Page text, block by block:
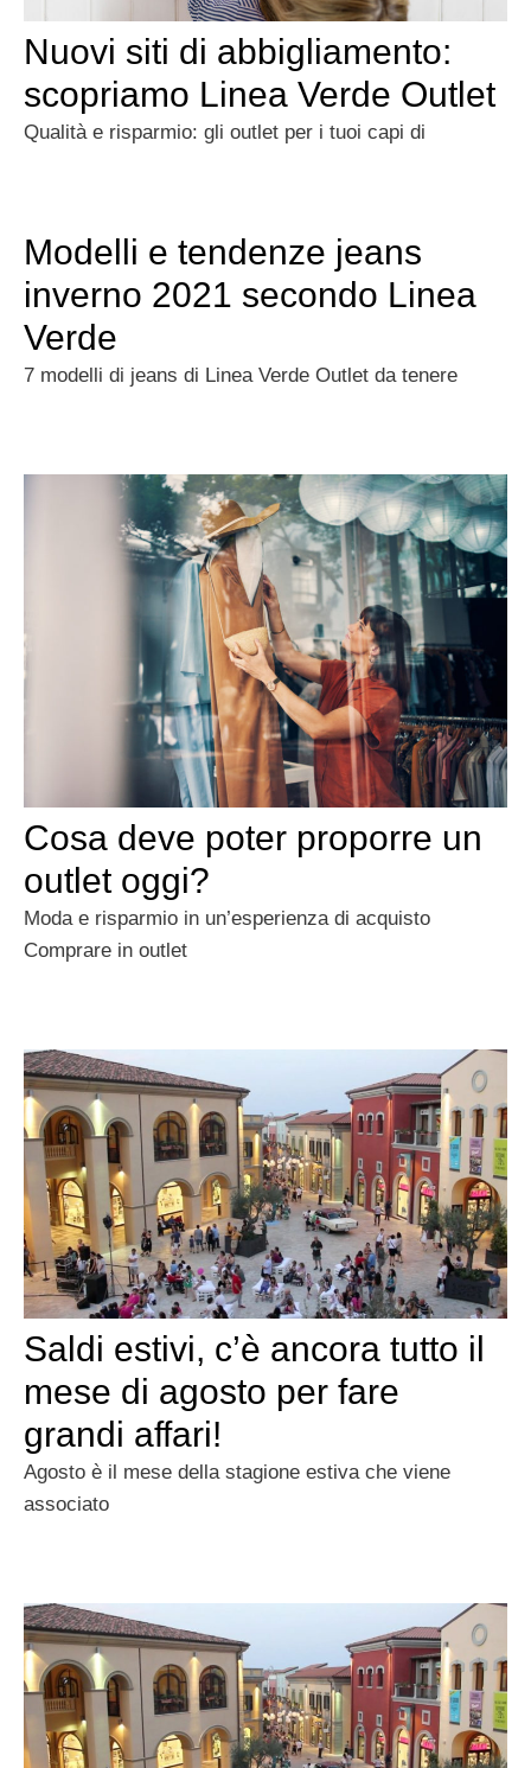
Nuovi siti di abbigliamento:
scopriamo Linea Verde Outlet
Qualità e risparmio: gli outlet per i tuoi capi di
Modelli e tendenze jeans
inverno 2021 secondo Linea
Verde
7 modelli di jeans di Linea Verde Outlet da tenere
Cosa deve poter proporre un
outlet oggi?
Moda e risparmio in un’esperienza di acquisto
Comprare in outlet
Saldi estivi, c’è ancora tutto il
mese di agosto per fare
grandi affari!
Agosto è il mese della stagione estiva che viene
associato